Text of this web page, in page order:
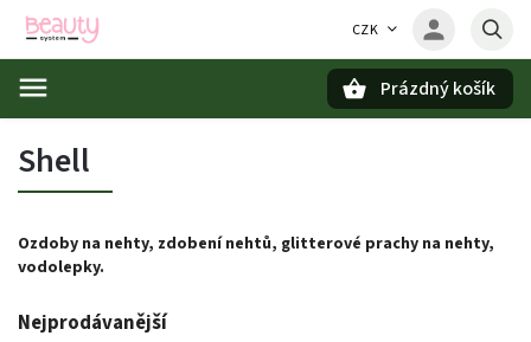
CZK
Prázdný košík
Shell
Ozdoby na nehty, zdobení nehtů, glitterové prachy na nehty,
vodolepky.
Nejprodávanější